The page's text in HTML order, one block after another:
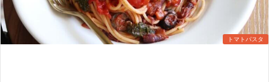
トマトパスタ